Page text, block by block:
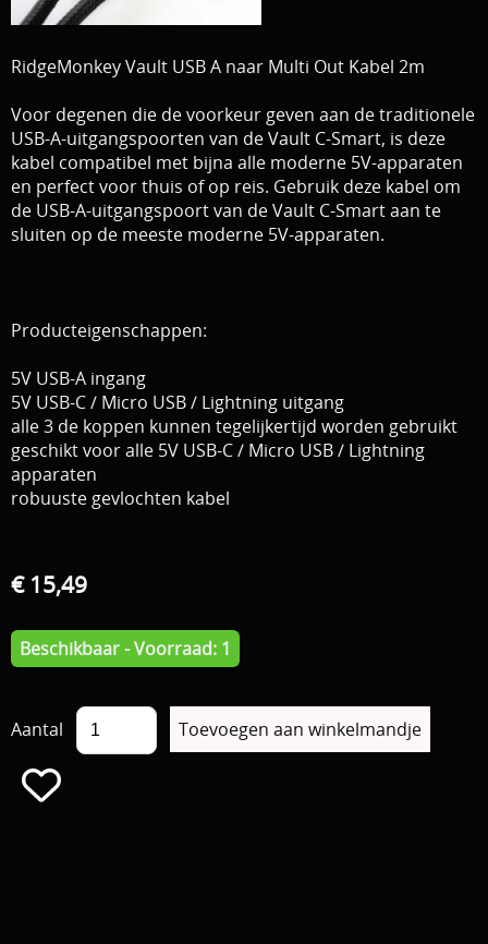
Tenten / Aasvisbewaring / Stoelen / Onthaakmatten /
Tassen
Per leverancier
Decoratie
Kleding
cadeau bon
2e hands 2e kans
Download area
PARTNERS
TIPS, Montages and film
Meerval.shop Pro staff
You Tube kanaal
RidgeMonkey Vault USB A naar Multi Out Kabel 2m
Voor degenen die de voorkeur geven aan de traditionele
USB-A-uitgangspoorten van de Vault C-Smart, is deze
kabel compatibel met bijna alle moderne 5V-apparaten
en perfect voor thuis of op reis. Gebruik deze kabel om
de USB-A-uitgangspoort van de Vault C-Smart aan te
sluiten op de meeste moderne 5V-apparaten.
Producteigenschappen:
5V USB-A ingang
5V USB-C / Micro USB / Lightning uitgang
alle 3 de koppen kunnen tegelijkertijd worden gebruikt
geschikt voor alle 5V USB-C / Micro USB / Lightning
apparaten
robuuste gevlochten kabel
€ 15,49
Beschikbaar - Voorraad: 1
Aantal